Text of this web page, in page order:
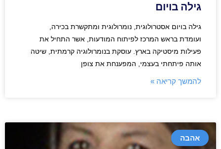
גילה בויום
גילה בויום אסטרולוגית, נומרולוגית ומתקשרת בכירה,
ועומדת בראש המרכז לפיתוח המודעות, אשר התחיל את
פעילות מיסטיקה בארץ. עוסקת בנומרולוגיה קרמתית, שיטה
אותה פיתחתי בעצמי, המפענחת את צופן
להמשך קריאה »
אהבה